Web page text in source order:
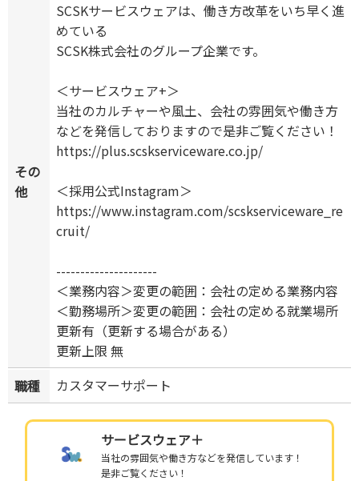
その
他
SCSKサービスウェアは、働き方改革をいち早く進
めている
SCSK株式会社のグループ企業です。
＜サービスウェア+＞
当社のカルチャーや風土、会社の雰囲気や働き方
などを発信しておりますので是非ご覧ください！
https://plus.scskserviceware.co.jp/
＜採用公式Instagram＞
https://www.instagram.com/scskserviceware_re
cruit/
---------------------
＜業務内容＞変更の範囲：会社の定める業務内容
＜勤務場所＞変更の範囲：会社の定める就業場所
更新有（更新する場合がある）
更新上限 無
職種
カスタマーサポート
サービスウェア＋
当社の雰囲気や働き方などを発信しています！
是非ご覧ください！